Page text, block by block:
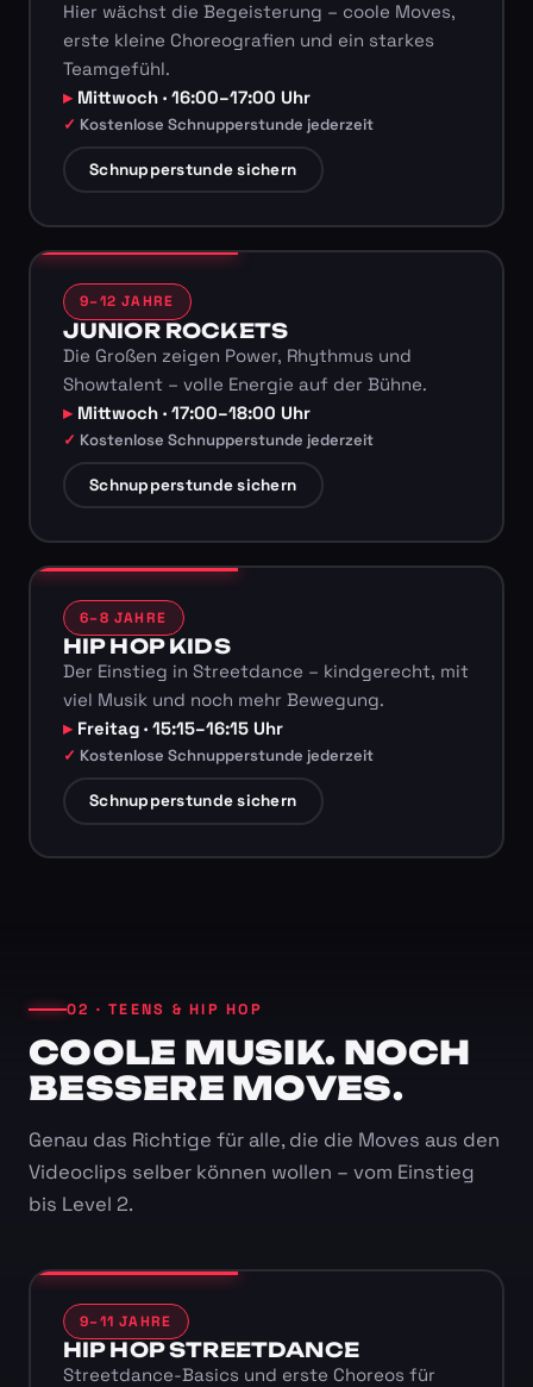
Hier wächst die Begeisterung – coole Moves,
erste kleine Choreografien und ein starkes
Teamgefühl.
Mittwoch · 16:00–17:00 Uhr
Kostenlose Schnupperstunde jederzeit
Schnupperstunde sichern
9–12 JAHRE
JUNIOR ROCKETS
Die Großen zeigen Power, Rhythmus und
Showtalent – volle Energie auf der Bühne.
Mittwoch · 17:00–18:00 Uhr
Kostenlose Schnupperstunde jederzeit
Schnupperstunde sichern
6–8 JAHRE
HIP HOP KIDS
Der Einstieg in Streetdance – kindgerecht, mit
viel Musik und noch mehr Bewegung.
Freitag · 15:15–16:15 Uhr
Kostenlose Schnupperstunde jederzeit
Schnupperstunde sichern
02 · TEENS & HIP HOP
COOLE MUSIK. NOCH
BESSERE MOVES.
Genau das Richtige für alle, die die Moves aus den
Videoclips selber können wollen – vom Einstieg
bis Level 2.
9–11 JAHRE
HIP HOP STREETDANCE
Streetdance-Basics und erste Choreos für